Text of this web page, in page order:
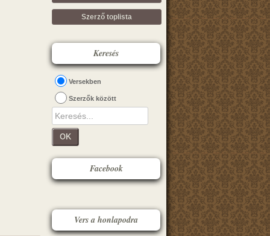
Szerző toplista
Keresés
Versekben
Szerzők között
OK
Facebook
Vers a honlapodra